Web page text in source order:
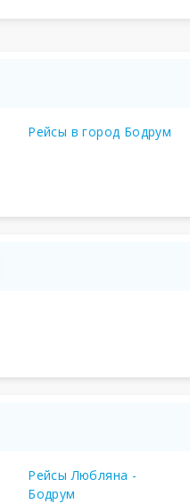
Рейсы в город Бодрум
Рейсы Любляна -
Бодрум